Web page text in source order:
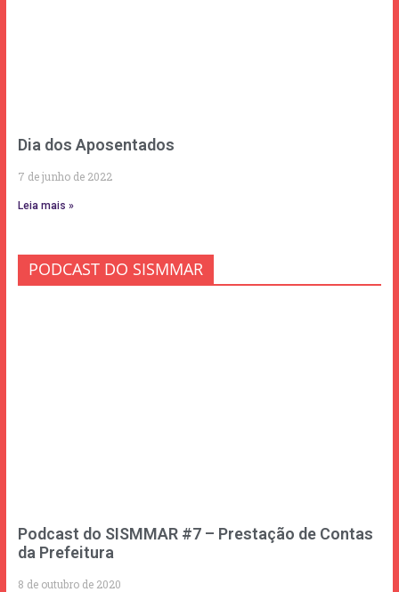
Dia dos Aposentados
7 de junho de 2022
Leia mais »
PODCAST DO SISMMAR
Podcast do SISMMAR #7 – Prestação de Contas
da Prefeitura
8 de outubro de 2020